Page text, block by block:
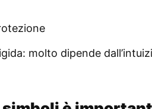
molto dipende